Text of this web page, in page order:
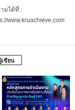
มได้ที่ :
www.kruachieve.com
เขียน